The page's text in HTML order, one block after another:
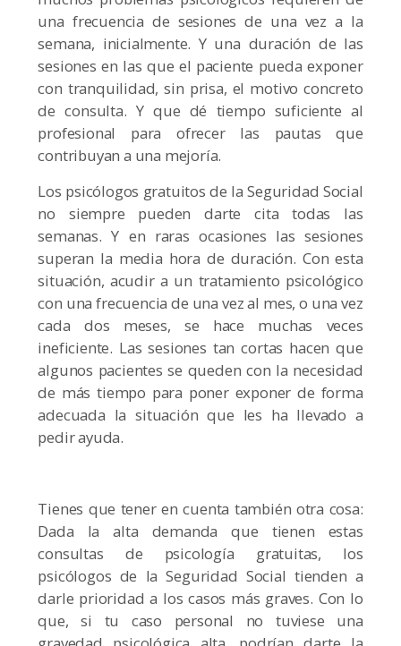
una frecuencia de sesiones de una vez a la
semana, inicialmente. Y una duración de las
sesiones en las que el paciente pueda exponer
con tranquilidad, sin prisa, el motivo concreto
de consulta. Y que dé tiempo suficiente al
profesional para ofrecer las pautas que
contribuyan a una mejoría.
Los psicólogos gratuitos de la Seguridad Social
no siempre pueden darte cita todas las
semanas. Y en raras ocasiones las sesiones
superan la media hora de duración. Con esta
situación, acudir a un tratamiento psicológico
con una frecuencia de una vez al mes, o una vez
cada dos meses, se hace muchas veces
ineficiente. Las sesiones tan cortas hacen que
algunos pacientes se queden con la necesidad
de más tiempo para poner exponer de forma
adecuada la situación que les ha llevado a
pedir ayuda.
Tienes que tener en cuenta también otra cosa:
Dada la alta demanda que tienen estas
consultas de psicología gratuitas, los
psicólogos de la Seguridad Social tienden a
darle prioridad a los casos más graves. Con lo
que, si tu caso personal no tuviese una